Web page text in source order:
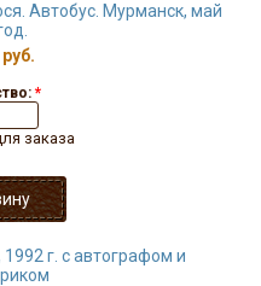
Автобус. Мурманск, май
*
заказа
г. с автографом и